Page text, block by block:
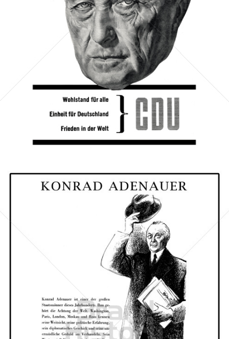
CDU Deutschland/Christlich-Soziale Union in Bayern e.V.
1957
Bild-ID: 41836
CDU/CSU